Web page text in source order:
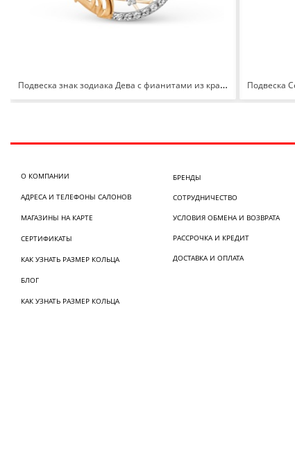
Подвеска знак зодиака Дева с фианитами из красного золота 585 101168-1102
О КОМПАНИИ
АДРЕСА И ТЕЛЕФОНЫ САЛОНОВ
МАГАЗИНЫ НА КАРТЕ
СЕРТИФИКАТЫ
КАК УЗНАТЬ РАЗМЕР КОЛЬЦА
БЛОГ
КАК УЗНАТЬ РАЗМЕР КОЛЬЦА
БРЕНДЫ
СОТРУДНИЧЕСТВО
УСЛОВИЯ ОБМЕНА И ВОЗВРАТА
РАССРОЧКА И КРЕДИТ
ДОСТАВКА И ОПЛАТА